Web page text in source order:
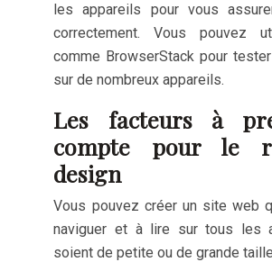
les appareils pour vous
correctement. Vous pouvez
comme BrowserStack pour
sur de nombreux appareils.
Les facteurs à
compte pour le
design
Vous pouvez créer un site web
naviguer et à lire sur tous les
soient de petite ou de grande